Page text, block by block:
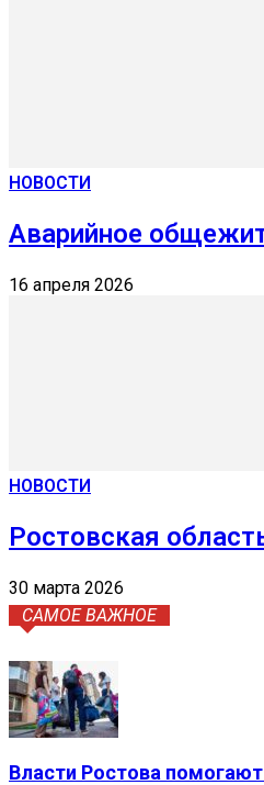
НОВОСТИ
Аварийное
16 апреля 2026
НОВОСТИ
Ростовская
30 марта 2026
САМОЕ ВАЖНОЕ
Власти Ростова